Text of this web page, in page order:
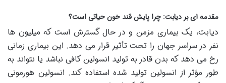
مقدمه ای بر دیابت: چرا پایش قند خون حیاتی است؟
دیابت، یک بیماری مزمن و در حال گسترش است که میلیون ها
نفر در سراسر جهان را تحت تأثیر قرار می دهد. این بیماری زمانی
رخ می دهد که بدن قادر به تولید انسولین کافی نباشد یا نتواند به
طور مؤثر از انسولین تولید شده استفاده کند. انسولین هورمونی